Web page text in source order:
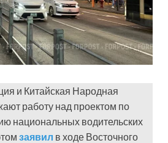
и Китайская Народная
работу над проектом по
национальных водительских
заявил в ходе Восточного